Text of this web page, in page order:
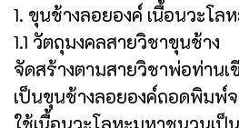
1. ขุนช้างลอยองค์ เนื้อนวะโ
1.1 วัตถุมงคลสายวิชาขุนช้าง
จัดสร้างตามสายวิชาพ่อท่านเ
เป็นขุนช้างลอยองค์ถอดพิมพ์
ใช้เนื้อนวะโลหะมหาชนวนเป็